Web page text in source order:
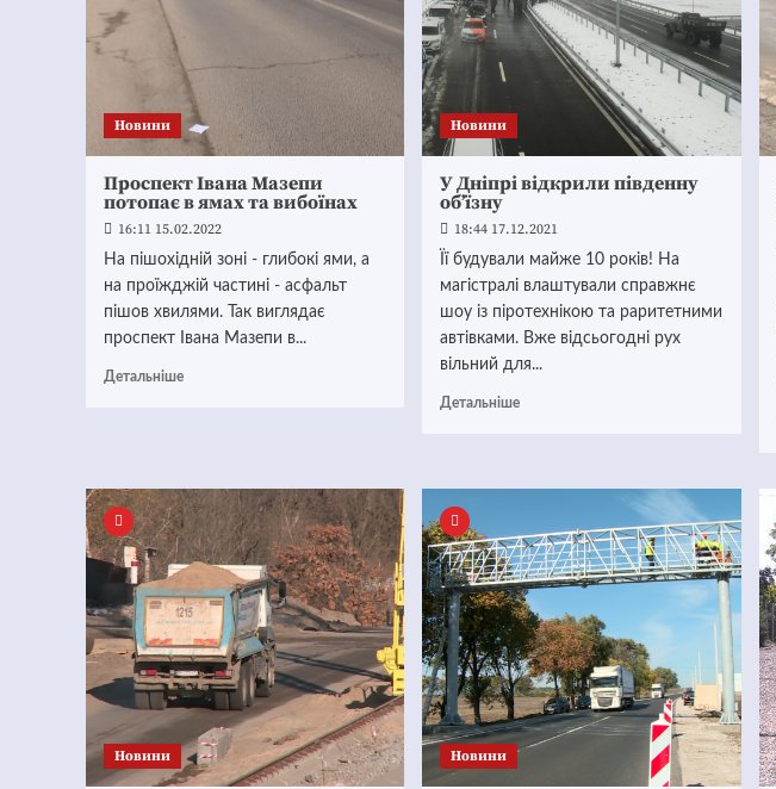
Новини
Проспект Івана Мазепи
потопає в ямах та вибоїнах
16:11 15.02.2022
На пішохідній зоні - глибокі ями, а
на проїжджій частині - асфальт
пішов хвилями. Так виглядає
проспект Івана Мазепи в...
Детальніше
Новини
У Дніпрі відкрили південну
об’їзну
18:44 17.12.2021
Її будували майже 10 років! На
магістралі влаштували справжнє
шоу із піротехнікою та раритетними
автівками. Вже відсьогодні рух
вільний для...
Детальніше
Новини Новини